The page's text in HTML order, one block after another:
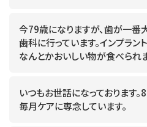
今79歳になりますが、歯が一
歯科に行っています。インプラン
なんとかおいしい物が食べられま
いつもお世話になっております
毎月ケアに専念しています。